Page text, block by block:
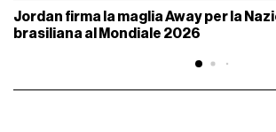
Jordan firma la maglia Away per la
brasiliana al Mondiale 2026